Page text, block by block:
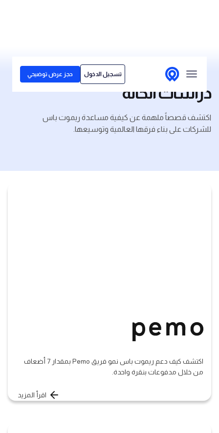
تسجيل الدخول حجز عرض توضيحي
لمن نقدم خدماتنا
قصص العملاء
الأسعار
دراسات الحالة
اكتشف قصصاً ملهمة عن كيفية مساعدة ريموت باس
للشركات على بناء فرقها العالمية وتوسيعها.
اكتشف كيف دعم ريموت باس نمو فريق Pemo بمقدار 7 أضعاف
من خلال مدفوعات بنقرة واحدة.
اقرأ المزيد